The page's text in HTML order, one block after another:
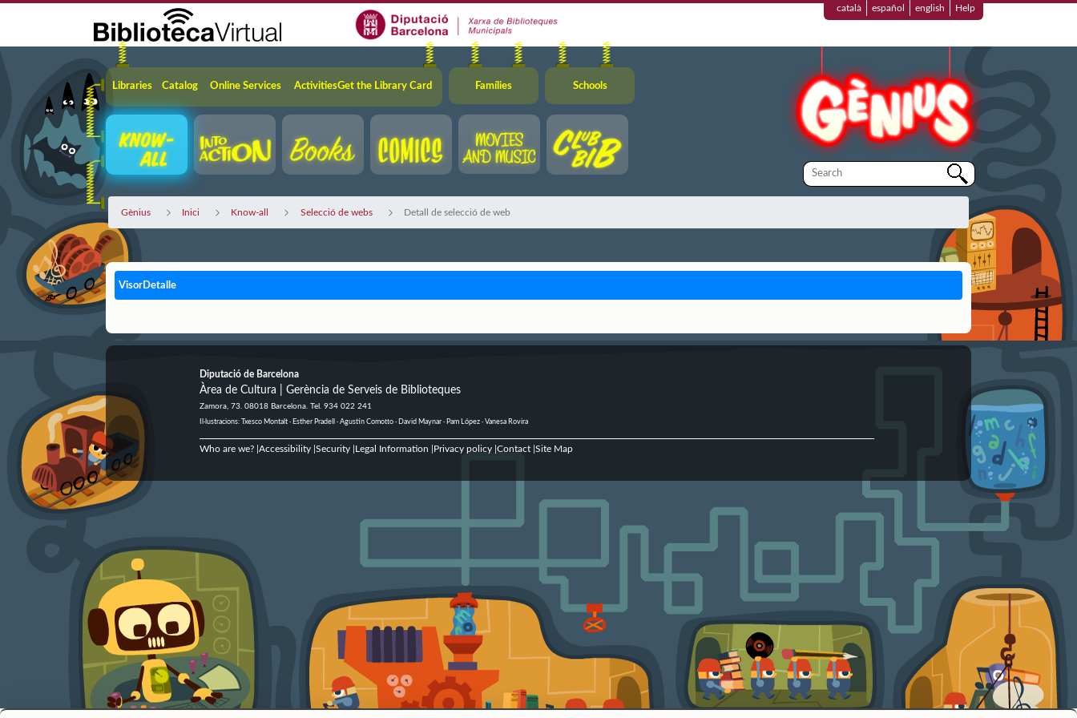
català español english Help
Navigation
Libraries Catalog Online Services ActivitiesGet the Library Card Famílies Schools
Gènius Inici Know-all Selecció de webs Detall de selecció de web
VisorDetalle
Diputació de Barcelona
Àrea de Cultura | Gerència de Serveis de Biblioteques
Zamora, 73. 08018 Barcelona. Tel. 934 022 241
Il·lustracions: Txesco Montalt · Esther Pradell · Agustín Comotto · David Maynar · Pam López · Vanesa Rovira
Who are we?| Accessibility| Security| Legal Information Privacy policy| Contact| Site Map